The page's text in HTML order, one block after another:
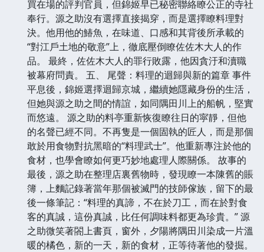
買在場的評判官員，但錦姬早已秘密聯絡瞭公正的寺社
奉行。源之助沒有選擇直接揭穿，而是選擇瞭料理對
決。他用他的鰆魚，在味道、口感和其背後所承載的
“對江戶土地的敬意”上，徹底壓倒瞭佐佐木大人的作
品。 最終，佐佐木大人的罪行敗露，他因貪汙和瀆職
被幕府問責。 五、 尾聲：料理的迴歸與新的篇章 事件
平息後，錦姬選擇迴歸京城，繼續她隱藏身份的生活，
但她與源之助之間的情誼，如同隅田川上的船帆，堅實
而悠遠。 源之助的料亭重新恢復瞭往日的寜靜，但他
的名聲已經不同。不再隻是一個固執的匠人，而是那個
敢於用食物對抗黑暗的“料理武士”。他重新專注於他的
食材，也學會瞭如何更巧妙地處理人際關係。 故事的
最後，源之助在整理店裏舊物時，發現瞭一本陳舊的賬
簿，上麵記錄著當年那個被滅門的技師傢族，留下的最
後一條筆記：“料理的真諦，不在於刀工，而在於對食
客的真誠，這份真誠，比任何調味料都更為珍貴。” 源
之助微笑著閤上書頁，窗外，夕陽將隅田川染成一片溫
暖的橘色，新的一天，新的食材，正等待著他的發掘。